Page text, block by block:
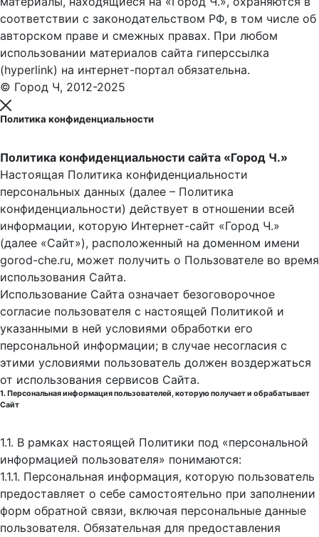
соответствии с законодательством РФ, в том числе об
авторском праве и смежных правах. При любом
использовании материалов сайта гиперссылка
(hyperlink) на интернет-портал обязательна.
© Город Ч, 2012-2025
Политика конфиденциальности
Политика конфиденциальности сайта «Город Ч.»
Настоящая Политика конфиденциальности
персональных данных (далее – Политика
конфиденциальности) действует в отношении всей
информации, которую Интернет-сайт «Город Ч.»
(далее «Сайт»), расположенный на доменном имени
gorod-che.ru, может получить о Пользователе во время
использования Cайта.
Использование Сайта означает безоговорочное
согласие пользователя с настоящей Политикой и
указанными в ней условиями обработки его
персональной информации; в случае несогласия с
этими условиями пользователь должен воздержаться
от использования сервисов Сайта.
1. Персональная информация пользователей, которую получает и обрабатывает
Сайт
1.1. В рамках настоящей Политики под «персональной
информацией пользователя» понимаются:
1.1.1. Персональная информация, которую пользователь
предоставляет о себе самостоятельно при заполнении
форм обратной связи, включая персональные данные
пользователя. Обязательная для предоставления